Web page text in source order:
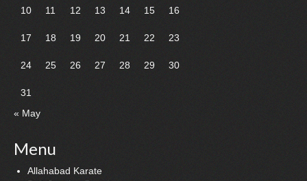
10 11 12 13 14 15 16
17 18 19 20 21 22 23
24 25 26 27 28 29 30
31
« May
Menu
Allahabad Karate